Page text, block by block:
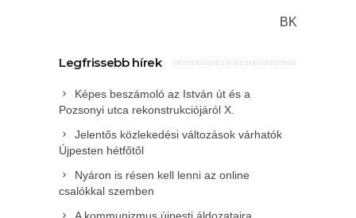
BK
Legfrissebb hírek
Képes beszámoló az István út és a
Pozsonyi utca rekonstrukciójáról X.
Jelentős közlekedési változások várhatók
Újpesten hétfőtől
Nyáron is résen kell lenni az online
csalókkal szemben